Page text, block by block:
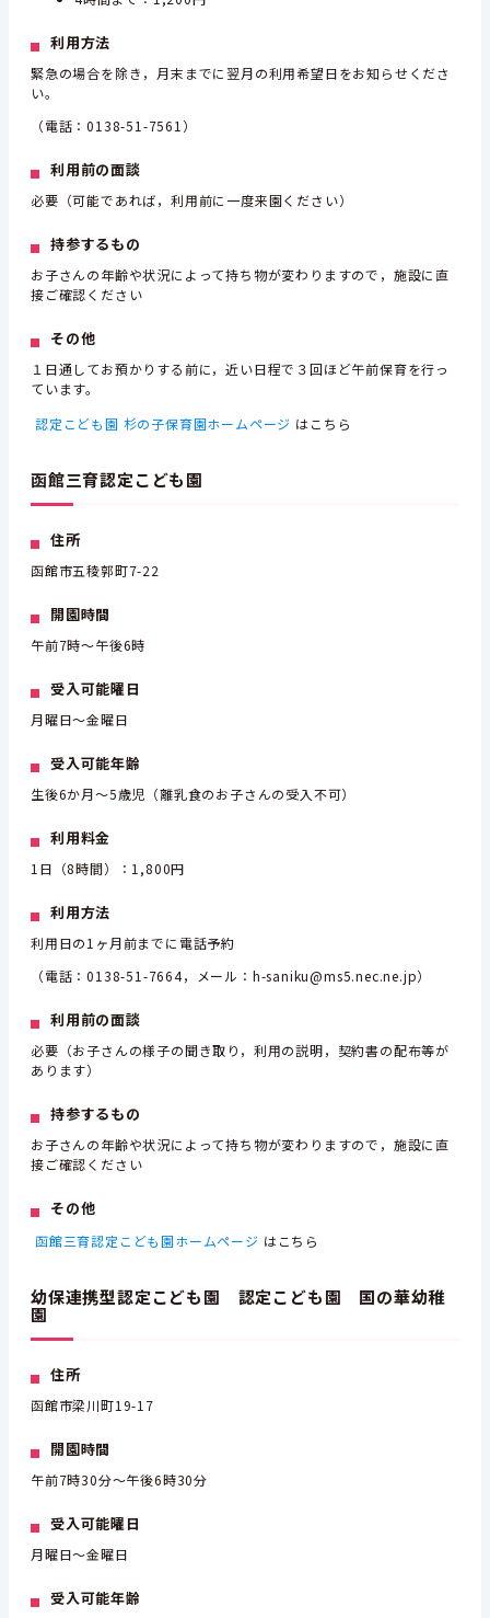
利用方法
緊急の場合を除き，月末までに翌月の利用希望日をお知らせくださ
い。
（電話：0138-51-7561）
利用前の面談
必要（可能であれば，利用前に一度来園ください）
持参するもの
お子さんの年齢や状況によって持ち物が変わりますので，施設に直
接ご確認ください
その他
１日通してお預かりする前に，近い日程で３回ほど午前保育を行っ
ています。
認定こども園 杉の子保育園ホームページ はこちら
函館三育認定こども園
住所
函館市五稜郭町7-22
開園時間
午前7時～午後6時
受入可能曜日
月曜日～金曜日
受入可能年齢
生後6か月～5歳児（離乳食のお子さんの受入不可）
利用料金
1日（8時間）：1,800円
利用方法
利用日の1ヶ月前までに電話予約
（電話：0138-51-7664，メール：h-saniku@ms5.nec.ne.jp）
利用前の面談
必要（お子さんの様子の聞き取り，利用の説明，契約書の配布等が
あります）
持参するもの
お子さんの年齢や状況によって持ち物が変わりますので，施設に直
接ご確認ください
その他
函館三育認定こども園ホームページ はこちら
幼保連携型認定こども園 認定こども園 国の華幼稚
園
住所
函館市梁川町19-17
開園時間
午前7時30分～午後6時30分
受入可能曜日
月曜日～金曜日
受入可能年齢